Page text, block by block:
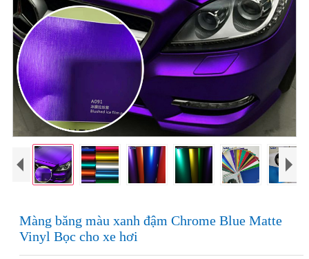
Màng băng màu xanh đậm Chrome Blue Matte
Vinyl Bọc cho xe hơi